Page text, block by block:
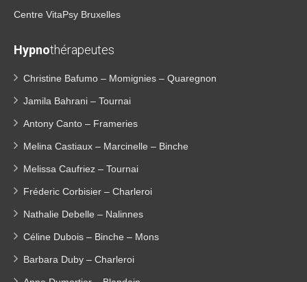
Centre VitaPsy Bruxelles
Hypnothérapeutes
Christine Bafumo – Momignies – Quaregnon
Jamila Bahrani – Tournai
Antony Canto – Frameries
Melina Castiaux – Marcinelle – Binche
Melissa Caufriez – Tournai
Fréderic Corbisier – Charleroi
Nathalie Debelle – Nalinnes
Céline Dubois – Binche – Mons
Barbara Duby – Charleroi